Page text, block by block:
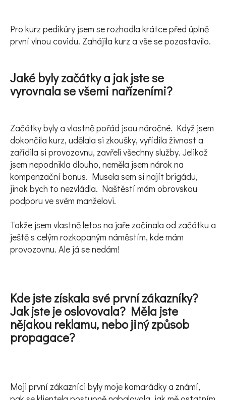
Pro kurz pedikúry jsem se rozhodla krátce před úplně
první vlnou covidu. Zahájila kurz a vše se pozastavilo.
Jaké byly začátky a jak jste se
vyrovnala se všemi nařízeními?
Začátky byly a vlastně pořád jsou náročné. Když jsem
dokončila kurz, udělala si zkoušky, vyřídila živnost a
zařídila si provozovnu, zavřeli všechny služby. Jelikož
jsem nepodnikla dlouho, neměla jsem nárok na
kompenzační bonus. Musela sem si najít brigádu,
jinak bych to nezvládla. Naštěstí mám obrovskou
podporu ve svém manželovi.
Takže jsem vlastně letos na jaře začínala od začátku a
ještě s celým rozkopaným náměstím, kde mám
provozovnu. Ale já se nedám!
Kde jste získala své první zákazníky?
Jak jste je oslovovala? Měla jste
nějakou reklamu, nebo jiný způsob
propagace?
Moji první zákazníci byly moje kamarádky a známí,